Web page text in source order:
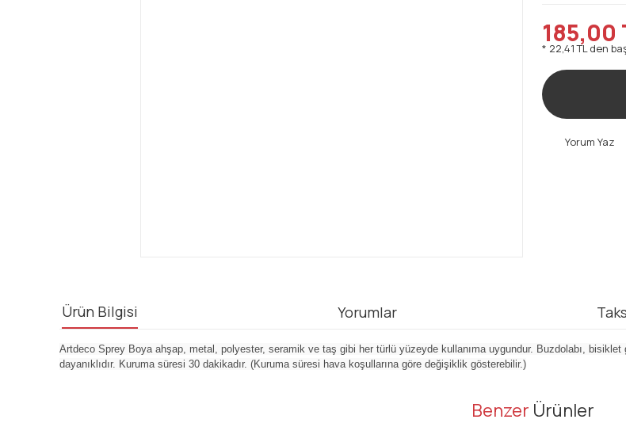
185,00
* 22,41 TL den
Yorum Yaz
Ürün Bilgisi Yorumlar
Artdeco Sprey Boya ahşap, metal, polyester, seramik ve taş gibi her türlü yüzeyde kullanıma uygundur. Buzdolabı,
dayanıklıdır. Kuruma süresi 30 dakikadır. (Kuruma süresi hava koşullarına göre değişiklik gösterebilir.)
Bu ürünün fiyat bilgisi, resim, ürün açıklamalarında ve diğer konularda yetersiz gördüğünüz noktaları öneri
Benzer Ürünler